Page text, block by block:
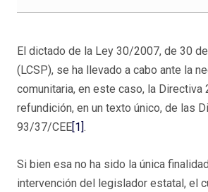
El dictado de la Ley 30/2007, de 30
(LCSP), se ha llevado a cabo ante la
comunitaria, en este caso, la
refundición, en un texto único, de las
93/37/CEE [1] .
Si bien esa no ha sido la única finalidad
intervención del legislador estatal, el